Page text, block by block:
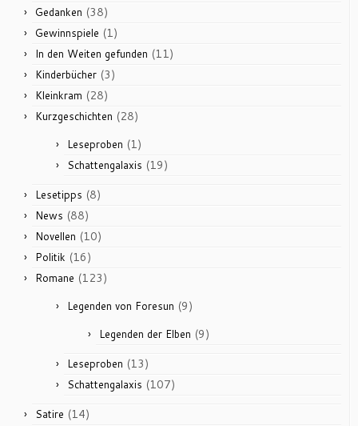
Gedanken (38)
Gewinnspiele (1)
In den Weiten gefunden (11)
Kinderbücher (3)
Kleinkram (28)
Kurzgeschichten (28)
Leseproben (1)
Schattengalaxis (19)
Lesetipps (8)
News (88)
Novellen (10)
Politik (16)
Romane (123)
Legenden von Foresun (9)
Legenden der Elben (9)
Leseproben (13)
Schattengalaxis (107)
Satire (14)